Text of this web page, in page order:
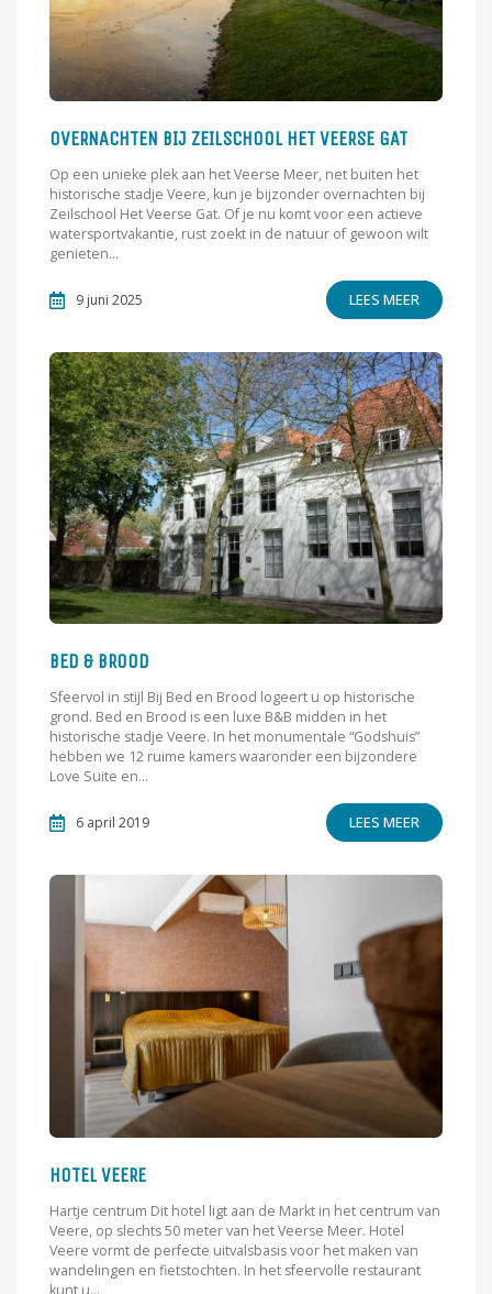
OVERNACHTEN BIJ ZEILSCHOOL HET VEERSE GAT
Op een unieke plek aan het Veerse Meer, net buiten het
historische stadje Veere, kun je bijzonder overnachten bij
Zeilschool Het Veerse Gat. Of je nu komt voor een actieve
watersportvakantie, rust zoekt in de natuur of gewoon wilt
genieten...
9 juni 2025 LEES MEER
BED & BROOD
Sfeervol in stijl Bij Bed en Brood logeert u op historische
grond. Bed en Brood is een luxe B&B midden in het
historische stadje Veere. In het monumentale “Godshuis”
hebben we 12 ruime kamers waaronder een bijzondere
Love Suite en...
6 april 2019 LEES MEER
HOTEL VEERE
Hartje centrum Dit hotel ligt aan de Markt in het centrum van
Veere, op slechts 50 meter van het Veerse Meer. Hotel
Veere vormt de perfecte uitvalsbasis voor het maken van
wandelingen en fietstochten. In het sfeervolle restaurant
kunt u...